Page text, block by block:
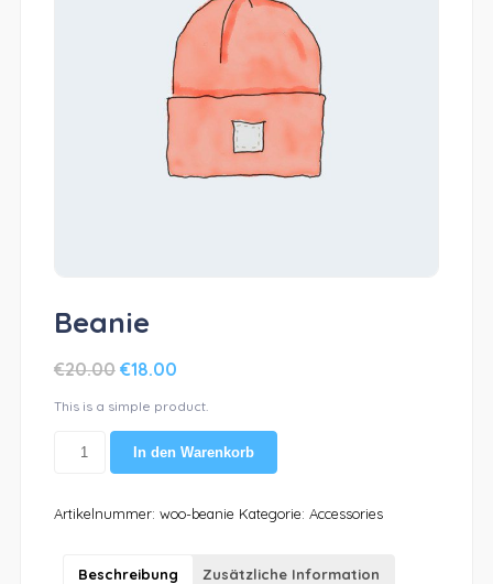
Beanie
€20.00 €18.00
This is a simple product.
In den Warenkorb
Artikelnummer: woo-beanie Kategorie: Accessories
Beschreibung Zusätzliche Information